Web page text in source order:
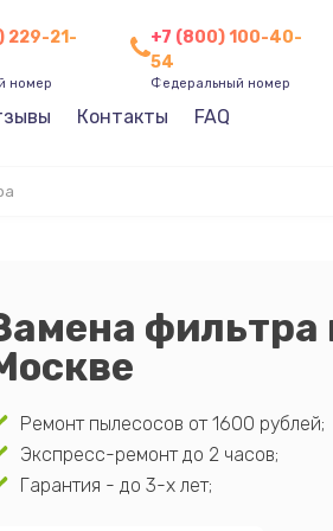
229-21-
номер
+7 (800) 100-40-
54
Федеральный номер
Контакты FAQ
фильтра
Ремонт пылесосов от 1600 рублей;
Экспресс-ремонт до 2 часов;
Гарантия - до 3-х лет;